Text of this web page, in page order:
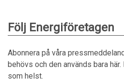
Följ Energiföretagen
Abonnera på våra
behövs och den används bara här.
som helst.